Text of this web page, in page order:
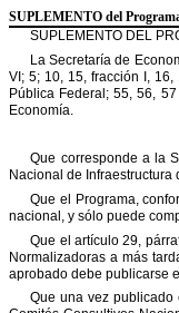
SUPLEMENTO del
SUPLEMENTO DEL
La Secretaría de
VI; 5; 10, 15, fracción I, 16,
Pública Federal; 55, 56, 57
Economía.
Que corresponde a la
Nacional de Infraestructura
Que el Programa,
nacional, y sólo puede
Que el artículo 29,
Normalizadoras a más
aprobado debe publicarse
Que una vez publicado